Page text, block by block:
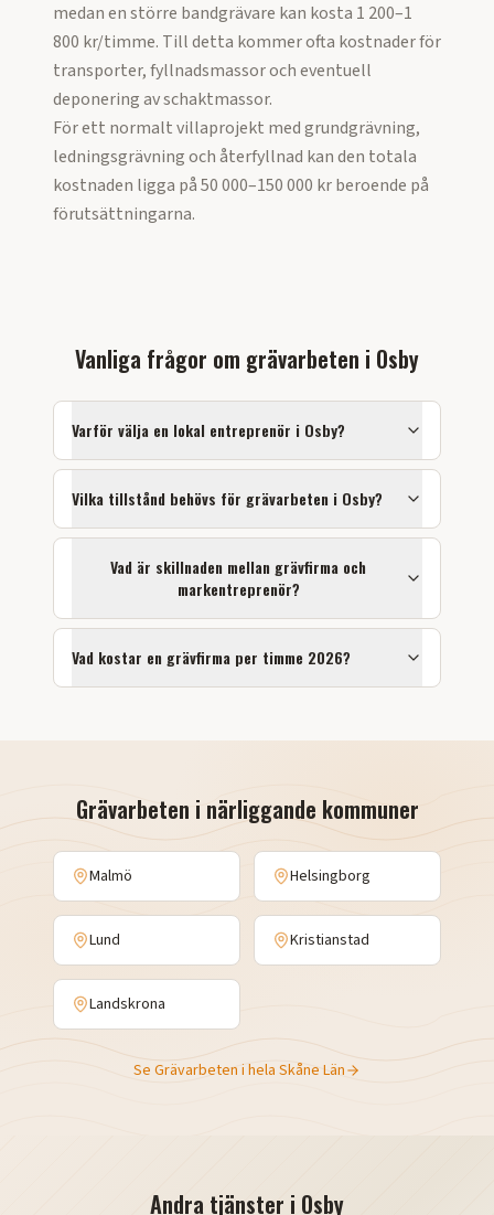
medan en större bandgrävare kan kosta 1 200–1
800 kr/timme. Till detta kommer ofta kostnader för
transporter, fyllnadsmassor och eventuell
deponering av schaktmassor.
För ett normalt villaprojekt med grundgrävning,
ledningsgrävning och återfyllnad kan den totala
kostnaden ligga på 50 000–150 000 kr beroende på
förutsättningarna.
Vanliga frågor om grävarbeten i Osby
Varför välja en lokal entreprenör i Osby?
Vilka tillstånd behövs för grävarbeten i Osby?
Vad är skillnaden mellan grävfirma och
markentreprenör?
Vad kostar en grävfirma per timme 2026?
Grävarbeten i närliggande kommuner
Malmö Helsingborg
Lund Kristianstad
Landskrona
Se Grävarbeten i hela Skåne Län
Andra tjänster i Osby